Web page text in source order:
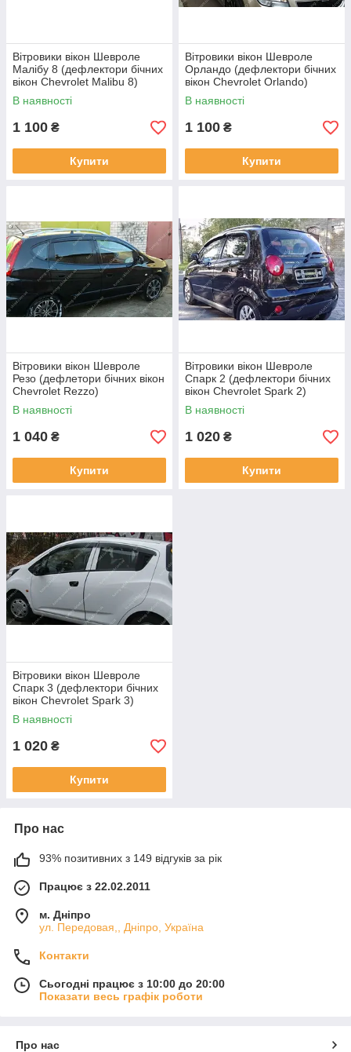
Вітровики вікон Шевроле
Малібу 8 (дефлектори бічних
вікон Chevrolet Malibu 8)
В наявності
1 100 ₴
Купити
Вітровики вікон Шевроле
Орландо (дефлектори бічних
вікон Chevrolet Orlando)
В наявності
1 100 ₴
Купити
Вітровики вікон Шевроле
Резо (дефлетори бічних вікон
Chevrolet Rezzo)
В наявності
1 040 ₴
Купити
Вітровики вікон Шевроле
Спарк 2 (дефлектори бічних
вікон Chevrolet Spark 2)
В наявності
1 020 ₴
Купити
Вітровики вікон Шевроле
Спарк 3 (дефлектори бічних
вікон Chevrolet Spark 3)
В наявності
1 020 ₴
Купити
Про нас
93% позитивних з 149 відгуків за рік
Працює з 22.02.2011
м. Дніпро
ул. Передовая,, Дніпро, Україна
Контакти
Сьогодні працює з 10:00 до 20:00
Показати весь графік роботи
Про нас